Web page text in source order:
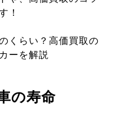
！
くらい？高価買取の
ーを解説
の寿命